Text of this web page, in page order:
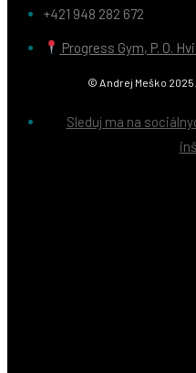
+421 948 282 672
Progress Gym, P. O.
© Andrej Meško
Sleduj ma na